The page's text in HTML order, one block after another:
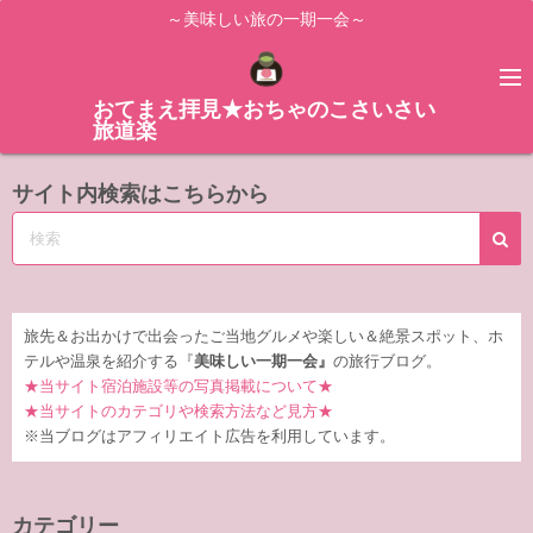
ス
ッ
～美味しい旅の一期一会～
おてまえ拝見★おちゃのこさいさい
旅道楽
サイト内検索はこちらから
旅先＆お出かけで出会ったご当地グルメや楽しい＆絶景スポット、ホ
テルや温泉を紹介する『 美味しい一期一会』 の旅行ブログ。
★当サイト宿泊施設等の写真掲載について★
★当サイトのカテゴリや検索方法など見方★
※当ブログはアフィリエイト広告を利用しています。
カテゴリー